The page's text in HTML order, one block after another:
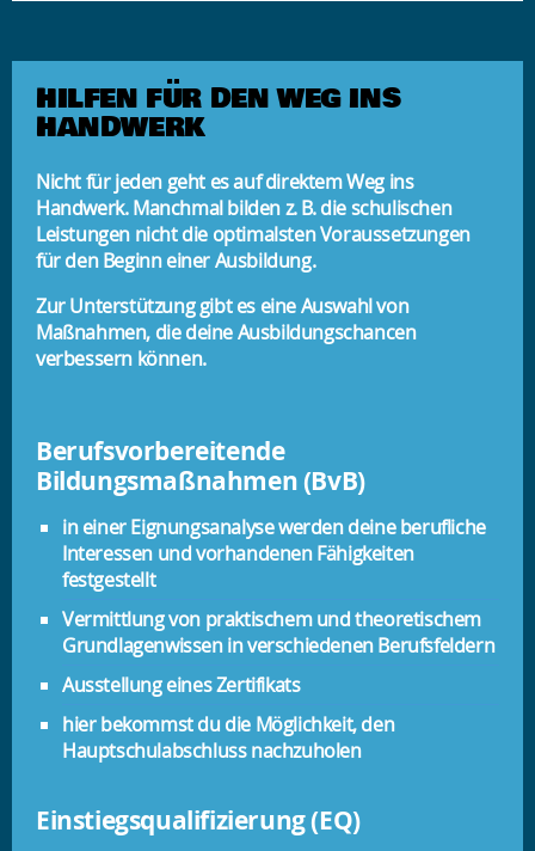
HILFEN FÜR DEN WEG INS
HANDWERK
Nicht für jeden geht es auf direktem Weg ins
Handwerk. Manchmal bilden z. B. die schulischen
Leistungen nicht die optimalsten Voraussetzungen
für den Beginn einer Ausbildung.
Zur Unterstützung gibt es eine Auswahl von
Maßnahmen, die deine Ausbildungschancen
verbessern können.
Berufsvorbereitende
Bildungsmaßnahmen (BvB)
in einer Eignungsanalyse werden deine berufliche
Interessen und vorhandenen Fähigkeiten
festgestellt
Vermittlung von praktischem und theoretischem
Grundlagenwissen in verschiedenen Berufsfeldern
Ausstellung eines Zertifikats
hier bekommst du die Möglichkeit, den
Hauptschulabschluss nachzuholen
Einstiegsqualifizierung (EQ)